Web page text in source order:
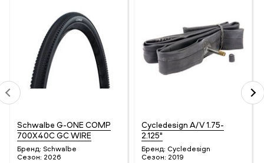
Schwalbe G-ONE COMP
700X40C GC WIRE
Бренд: Schwalbe
Сезон: 2026
Cycledesign A/V 1.75-
2.125"
Бренд: Cycledesign
Сезон: 2019